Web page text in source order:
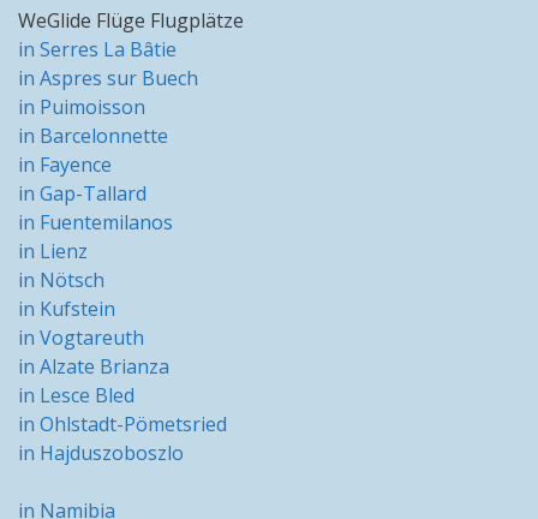
WeGlide Flüge Flugplätze
in Serres La Bâtie
in Aspres sur Buech
in Puimoisson
in Barcelonnette
in Fayence
in Gap-Tallard
in Fuentemilanos
in Lienz
in Nötsch
in Kufstein
in Vogtareuth
in Alzate Brianza
in Lesce Bled
in Ohlstadt-Pömetsried
in Hajduszoboszlo
in Namibia